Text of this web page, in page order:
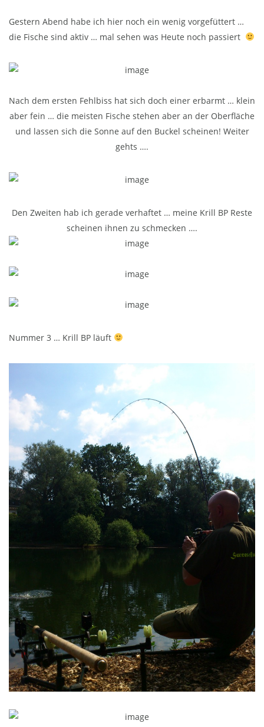
Gestern Abend habe ich hier noch ein wenig vorgefüttert …
die Fische sind aktiv … mal sehen was Heute noch passiert
Nach dem ersten Fehlbiss hat sich doch einer erbarmt … klein
aber fein … die meisten Fische stehen aber an der Oberfläche
und lassen sich die Sonne auf den Buckel scheinen! Weiter
gehts ….
Den Zweiten hab ich gerade verhaftet … meine Krill BP Reste
scheinen ihnen zu schmecken ….
Nummer 3 … Krill BP läuft